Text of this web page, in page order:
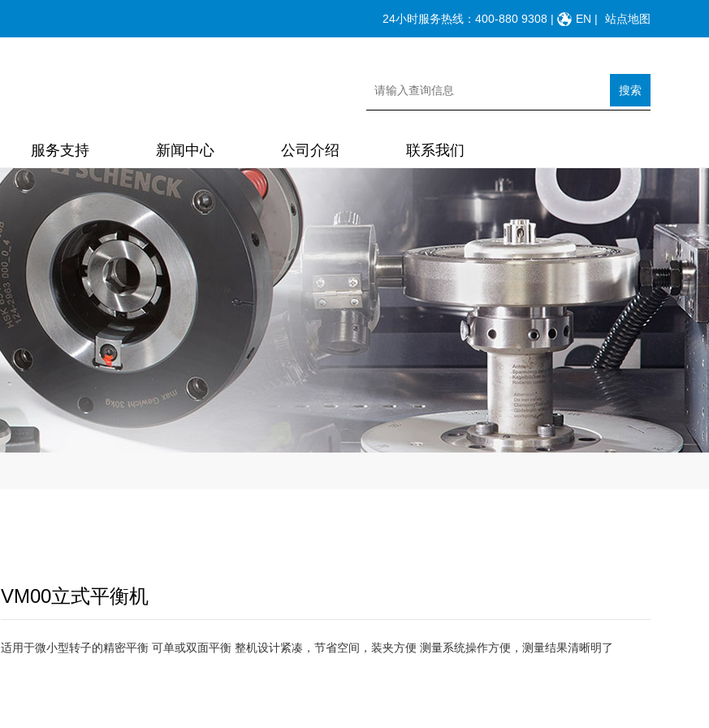
24小时服务热线： 400-880 9308 | EN | 站点地图
搜索
服务支持 新闻中心 公司介绍 联系我们
VM00立式平衡机
适用于微小型转子的精密平衡 可单或双面平衡 整机设计紧凑，节省空间，装夹方便 测量系统操作方便，测量结果清晰明了